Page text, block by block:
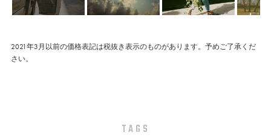
2021年3月以前の価格表記は税抜き表示のものがあります。予めご了承くだ
さい。
TAGS